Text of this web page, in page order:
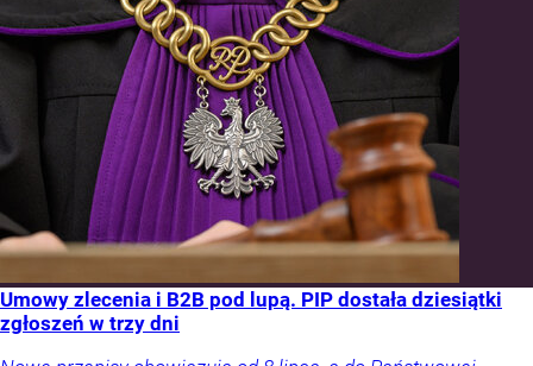
Umowy zlecenia i B2B pod lupą. PIP dostała dziesiątki
zgłoszeń w trzy dni